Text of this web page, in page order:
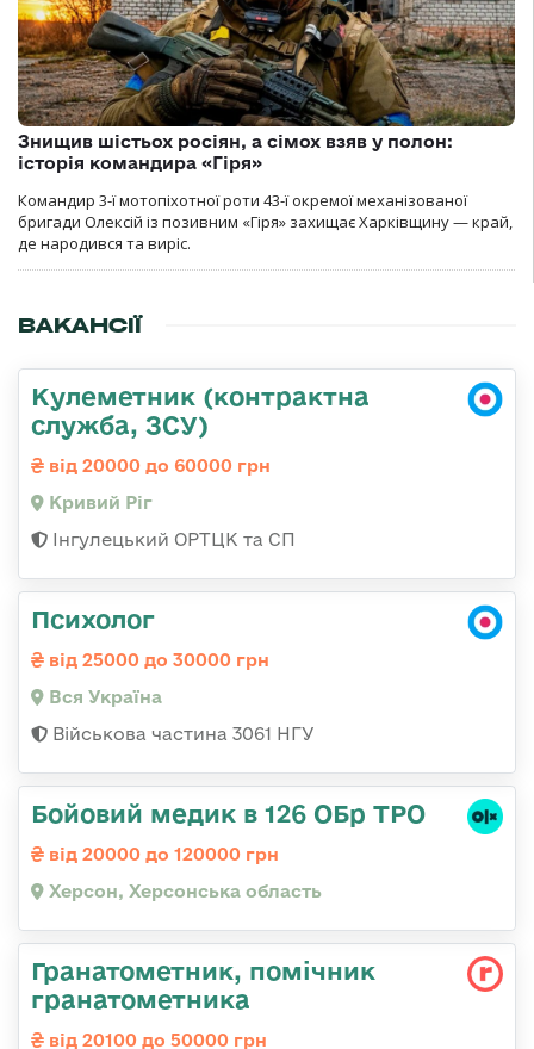
Знищив шістьох росіян, а сімох взяв у полон:
історія командира «Гіря»
Командир 3-ї мотопіхотної роти 43-ї окремої механізованої
бригади Олексій із позивним «Гіря» захищає Харківщину — край,
де народився та виріс.
ВАКАНСІЇ
Кулеметник (контрактна
служба, ЗСУ)
від 20000 до 60000 грн
Кривий Ріг
Інгулецький ОРТЦК та СП
Психолог
від 25000 до 30000 грн
Вся Україна
Військова частина 3061 НГУ
Бойовий медик в 126 ОБр ТРО
від 20000 до 120000 грн
Херсон, Херсонська область
Гранатометник, помічник
гранатометника
від 20100 до 50000 грн